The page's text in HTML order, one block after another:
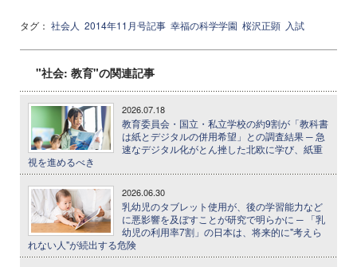
タグ： 社会人 2014年11月号記事 幸福の科学学園 桜沢正顕 入試
"社会: 教育"の関連記事
2026.07.18
教育委員会・国立・私立学校の約9割が「教科書
は紙とデジタルの併用希望」との調査結果 ─ 急
速なデジタル化がとん挫した北欧に学び、紙重
視を進めるべき
2026.06.30
乳幼児のタブレット使用が、後の学習能力など
に悪影響を及ぼすことが研究で明らかに ─ 「乳
幼児の利用率7割」の日本は、将来的に"考えら
れない人"が続出する危険